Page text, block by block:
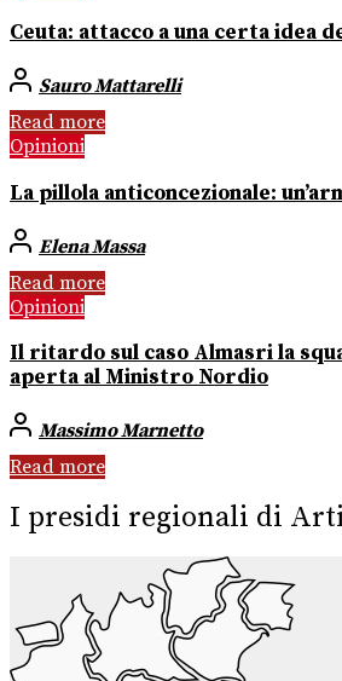
Ceuta: attacco a una certa idea
Sauro Mattarelli
Read more
Opinioni
La pillola anticoncezionale:
Elena Massa
Read more
Opinioni
Il ritardo sul caso Almasri la
aperta al Ministro Nordio
Massimo Marnetto
Read more
I presidi regionali di